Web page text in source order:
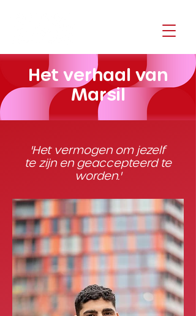
Het verhaal van
Marsil
'Het vermogen om jezelf
te zijn en geaccepteerd te
worden.'